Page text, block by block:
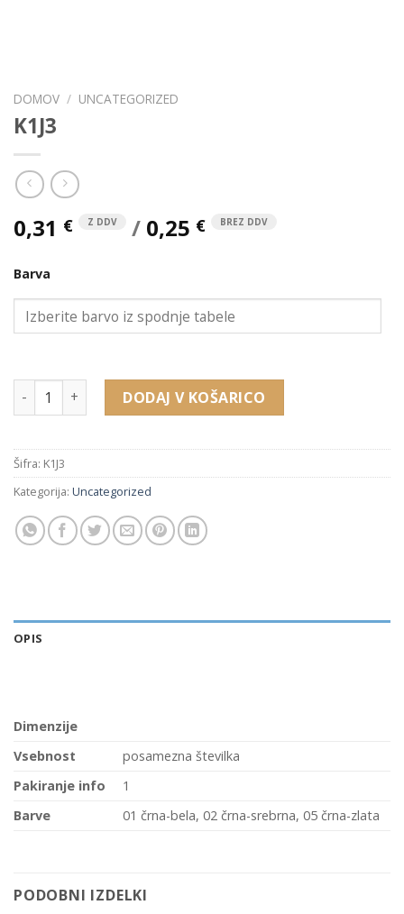
DOMOV / UNCATEGORIZED
K1J3
0,31 € Z DDV / 0,25 € BREZ DDV
Barva
K1J3 količina DODAJ V KOŠARICO
Šifra: K1J3
Kategorija: Uncategorized
OPIS
Dimenzije
Vsebnost
posamezna številka
Pakiranje info
1
Barve
01 črna-bela, 02 črna-srebrna, 05 črna-zlata
PODOBNI IZDELKI